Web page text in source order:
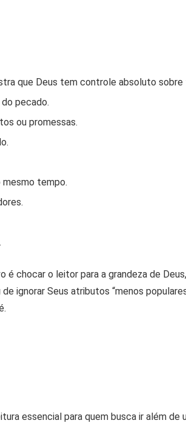
que Deus tem controle absoluto sobre
pecado.
ou promessas.
mesmo tempo.
chocar o leitor para a grandeza de
ignorar Seus atributos “menos
essencial para quem busca ir além